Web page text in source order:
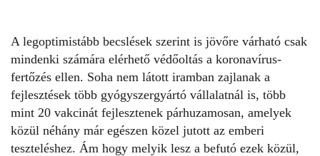
A legoptimistább becslések szerint is jövőre várható csak
mindenki számára elérhető védőoltás a koronavírus-
fertőzés ellen. Soha nem látott iramban zajlanak a
fejlesztések több gyógyszergyártó vállalatnál is, több
mint 20 vakcinát fejlesztenek párhuzamosan, amelyek
közül néhány már egészen közel jutott az emberi
teszteléshez. Ám hogy melyik lesz a befutó ezek közül,